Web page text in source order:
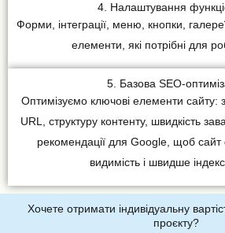
4. Налаштування
Форми, інтеграції, меню, кнопки,
елементи, які потрібні для
5. Базова SEO-
Оптимізуємо ключові елементи сайту:
URL, структуру контенту, швидкість
рекомендації для Google, щоб сайт
видимість і швидше
Хочете отримати індивідуальну
проєкту?